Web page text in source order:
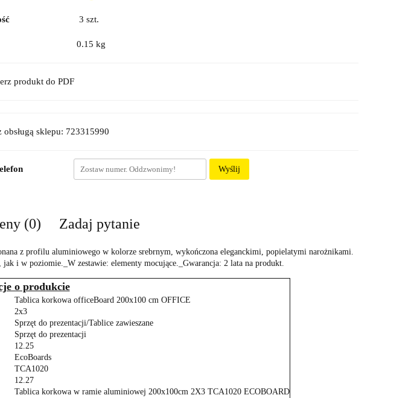
3 szt.
0.15 kg
produkt do PDF
obsługą sklepu: 723315990
Wyślij
(0) Zadaj pytanie
z profilu aluminiowego w kolorze srebrnym, wykończona eleganckimi, popielatymi narożnikami.
i w poziomie._W zestawie: elementy mocujące._Gwarancja: 2 lata na produkt.
o produkcie
Tablica korkowa officeBoard 200x100 cm OFFICE
2x3
Sprzęt do prezentacji/Tablice zawieszane
Sprzęt do prezentacji
12.25
EcoBoards
TCA1020
12.27
Tablica korkowa w ramie aluminiowej 200x100cm 2X3 TCA1020 ECOBOARD